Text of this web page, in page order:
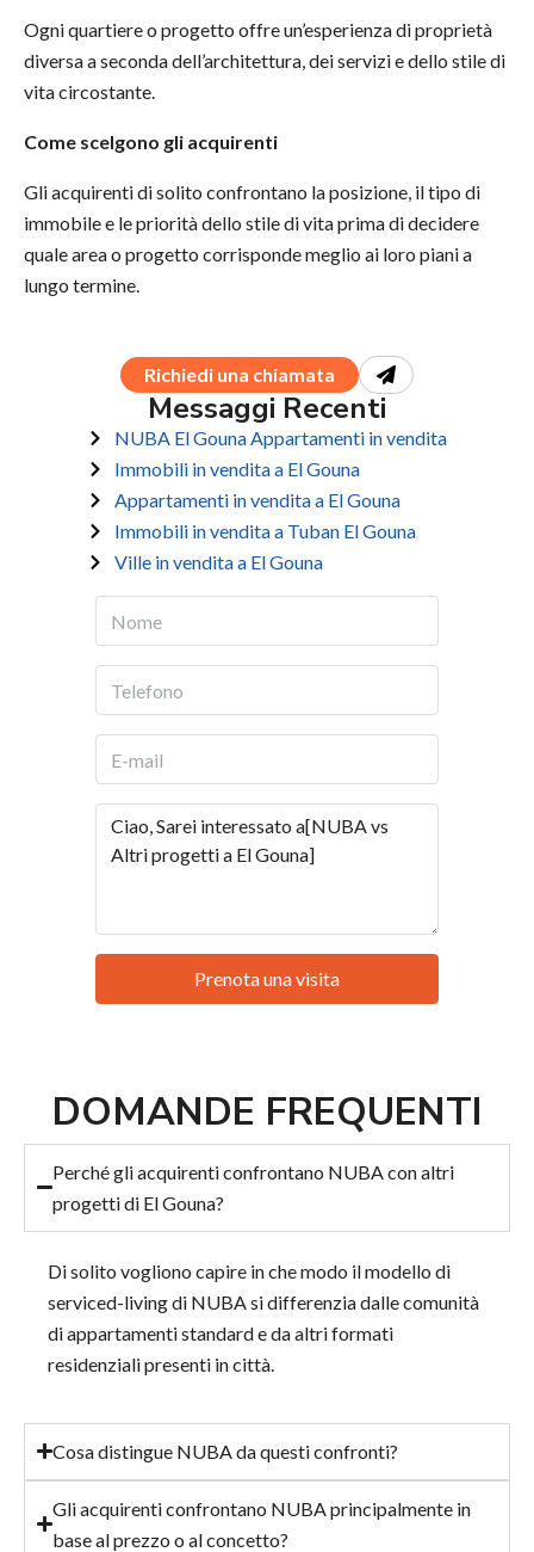
Ogni quartiere o progetto offre un’esperienza di proprietà
diversa a seconda dell’architettura, dei servizi e dello stile di
vita circostante.
Come scelgono gli acquirenti
Gli acquirenti di solito confrontano la posizione, il tipo di
immobile e le priorità dello stile di vita prima di decidere
quale area o progetto corrisponde meglio ai loro piani a
lungo termine.
Richiedi una chiamata
Messaggi Recenti
NUBA El Gouna Appartamenti in vendita
Immobili in vendita a El Gouna
Appartamenti in vendita a El Gouna
Immobili in vendita a Tuban El Gouna
Ville in vendita a El Gouna
Prenota una visita
DOMANDE FREQUENTI
Perché gli acquirenti confrontano NUBA con altri
progetti di El Gouna?
Di solito vogliono capire in che modo il modello di
serviced-living di NUBA si differenzia dalle comunità
di appartamenti standard e da altri formati
residenziali presenti in città.
Cosa distingue NUBA da questi confronti?
Gli acquirenti confrontano NUBA principalmente in
base al prezzo o al concetto?